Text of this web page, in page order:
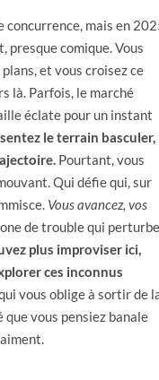
concurrence, mais en
presque comique. Vous
et vous croisez ce
là. Parfois, le marché
éclate pour un instant
le terrain basculer,
Pourtant, vous
Qui défie qui, sur
Vous avancez, vos
de trouble qui perturbe
plus improviser ici,
ces inconnus
vous oblige à sortir de
vous pensiez banale